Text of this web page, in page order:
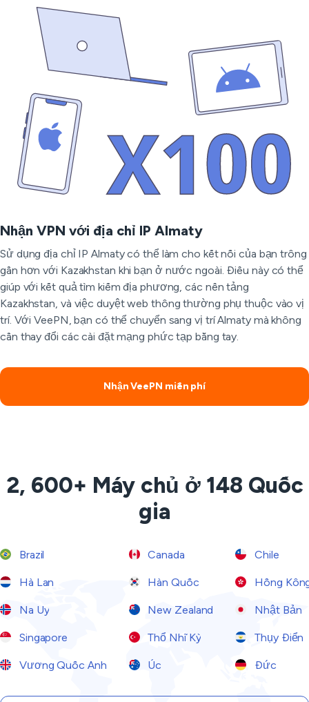
Nhận VPN với địa chỉ IP Almaty
Sử dụng địa chỉ IP Almaty có thể làm cho kết nối của bạn trông
gần hơn với Kazakhstan khi bạn ở nước ngoài. Điều này có thể
giúp với kết quả tìm kiếm địa phương, các nền tảng
Kazakhstan, và việc duyệt web thông thường phụ thuộc vào vị
trí. Với VeePN, bạn có thể chuyển sang vị trí Almaty mà không
cần thay đổi các cài đặt mạng phức tạp bằng tay.
Nhận VeePN miễn phí
2, 600+ Máy chủ ở 148 Quốc
gia
Brazil Canada Chile
Hà Lan Hàn Quốc Hồng
Na Uy New Zealand Nhật Bản
Singapore Thổ Nhĩ Kỳ Thụy Điển
Vương Quốc Anh Úc Đức